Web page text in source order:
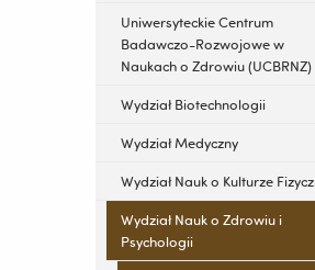
Uniwersyteckie Centrum
Badawczo-Rozwojowe w
Naukach o Zdrowiu (UCBRNZ)
Wydział Biotechnologii
Wydział Medyczny
Wydział Nauk o Kulturze
Wydział Nauk o Zdrowiu i
Psychologii